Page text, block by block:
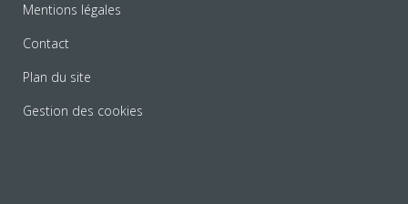
Mentions légales
Contact
Plan du site
Gestion des cookies